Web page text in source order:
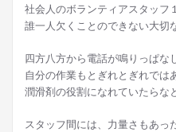
社会人のボランティアスタッフ
誰一人欠くことのできない大切
四方八方から電話が鳴りっぱな
自分の作業もとぎれとぎれでは
潤滑剤の役割になれていたらな
スタッフ間には、力量さもあっ